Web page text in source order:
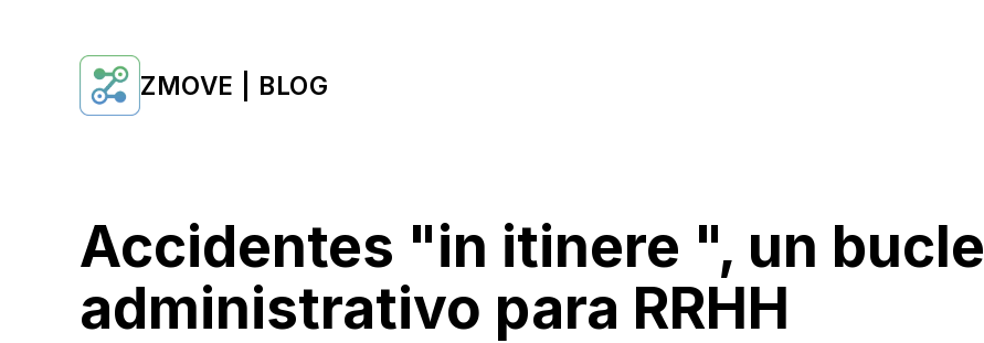
ZMOVE | BLOG
Accidentes "in itinere ", un bucle
administrativo para RRHH